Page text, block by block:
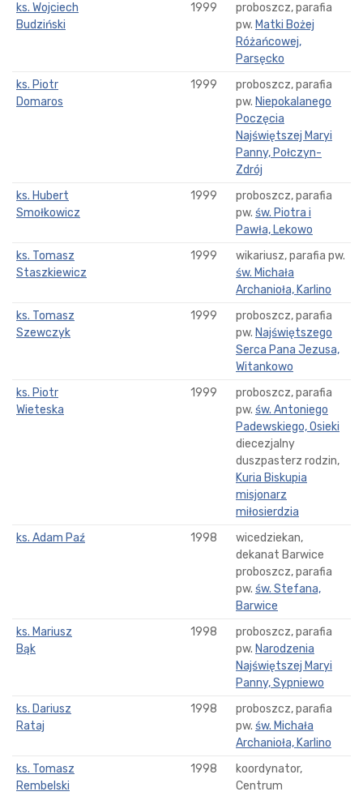
ks. Wojciech
Budziński
1999
proboszcz, parafia
pw. Matki Bożej
Różańcowej,
Parsęcko
ks. Piotr
Domaros
1999
proboszcz, parafia
pw. Niepokalanego
Poczęcia
Najświętszej Maryi
Panny, Połczyn-
Zdrój
ks. Hubert
Smołkowicz
1999
proboszcz, parafia
pw. św. Piotra i
Pawła, Lekowo
ks. Tomasz
Staszkiewicz
1999
wikariusz, parafia pw.
św. Michała
Archanioła, Karlino
ks. Tomasz
Szewczyk
1999
proboszcz, parafia
pw. Najświętszego
Serca Pana Jezusa,
Witankowo
ks. Piotr
Wieteska
1999
proboszcz, parafia
pw. św. Antoniego
Padewskiego, Osieki
diecezjalny
duszpasterz rodzin,
Kuria Biskupia
misjonarz
miłosierdzia
ks. Adam Paź
1998
wicedziekan,
dekanat Barwice
proboszcz, parafia
pw. św. Stefana,
Barwice
ks. Mariusz
Bąk
1998
proboszcz, parafia
pw. Narodzenia
Najświętszej Maryi
Panny, Sypniewo
ks. Dariusz
Rataj
1998
proboszcz, parafia
pw. św. Michała
Archanioła, Karlino
ks. Tomasz
Rembelski
1998
koordynator,
Centrum